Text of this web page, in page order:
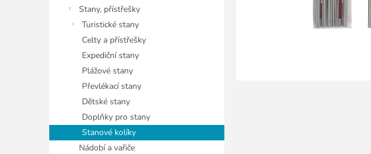
Stany, přístřešky
Turistické stany
Celty a přístřešky
Expediční stany
Plážové stany
Převlékací stany
Dětské stany
Doplňky pro stany
Stanové kolíky
Nádobí a vařiče